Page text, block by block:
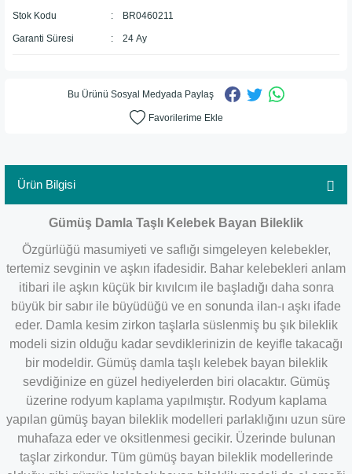
Stok Kodu BR0460211
Garanti Süresi 24 Ay
Bu Ürünü Sosyal Medyada Paylaş
Ürün Bilgisi
Gümüş Damla Taşlı Kelebek Bayan Bileklik
Özgürlüğü masumiyeti ve saflığı simgeleyen kelebekler,
tertemiz sevginin ve aşkın ifadesidir. Bahar kelebekleri anlam
itibari ile aşkın küçük bir kıvılcım ile başladığı daha sonra
büyük bir sabır ile büyüdüğü ve en sonunda ilan-ı aşkı ifade
eder. Damla kesim zirkon taşlarla süslenmiş bu şık bileklik
modeli sizin olduğu kadar sevdiklerinizin de keyifle takacağı
bir modeldir. Gümüş damla taşlı kelebek bayan bileklik
sevdiğinize en güzel hediyelerden biri olacaktır. Gümüş
üzerine rodyum kaplama yapılmıştır. Rodyum kaplama
yapılan gümüş bayan bileklik modelleri parlaklığını uzun süre
muhafaza eder ve oksitlenmesi gecikir. Üzerinde bulunan
taşlar zirkondur. Tüm gümüş bayan bileklik modellerinde